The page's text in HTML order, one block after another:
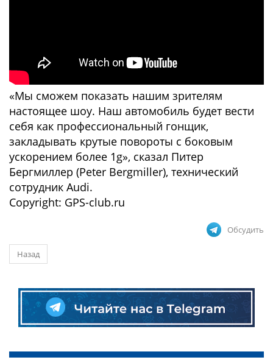
«Мы сможем показать нашим зрителям
настоящее шоу. Наш автомобиль будет вести
себя как профессиональный гонщик,
закладывать крутые повороты с боковым
ускорением более 1g», сказал Питер
Бергмиллер (Peter Bergmiller), технический
сотрудник Audi.
Copyright: GPS-club.ru
Обсудить
Назад